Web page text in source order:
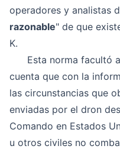
operadores y analistas
razonable" de que
K.
Esta norma facultó
cuenta que con la
las circunstancias que
enviadas por el dron
Comando en Estados
u otros civiles no